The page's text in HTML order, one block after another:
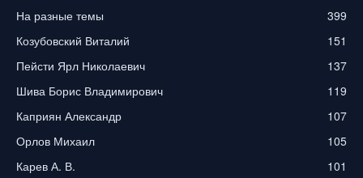
На разные темы
399
Козубовский Виталий
151
Пейсти Ярл Николаевич
137
Шива Борис Владимирович
119
Каприян Александр
107
Орлов Михаил
105
Карев А. В.
101